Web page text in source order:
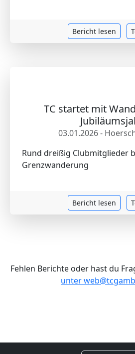
Bericht lesen
TC startet mit
03.01.2026 -
Rund dreißig Clubmitglieder
Grenzwanderung
Bericht lesen
Fehlen Berichte oder hast du
unter